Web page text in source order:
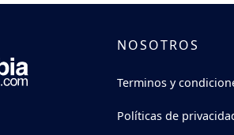
NOSOTROS
Terminos y
Políticas de